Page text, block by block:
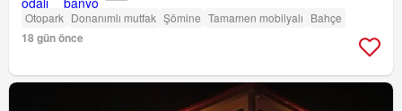
Otopark Donanımlı mutfak Şömine Tamamen mobilyalı Bahçe
18 gün önce